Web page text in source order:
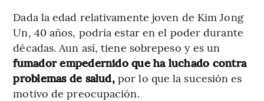
Dada la edad relativamente joven de Kim Jong
Un, 40 años, podría estar en el poder durante
décadas. Aun así, tiene sobrepeso y es un
fumador empedernido que ha luchado contra
problemas de salud,por lo que la sucesión es
motivo de preocupación.